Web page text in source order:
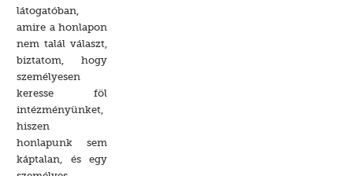
látogatóban,
amire a honlapon
nem talál választ,
biztatom, hogy
személyesen
keresse föl
intézményünket,
hiszen
honlapunk sem
káptalan, és egy